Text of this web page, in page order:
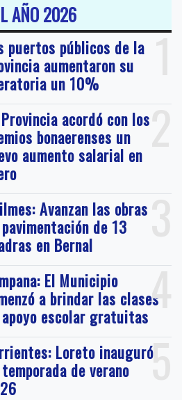
AÑO 2026
1
puertos públicos de la
aumentaron su
un 10%
2
acordó con los
bonaerenses un
aumento salarial en
3
Avanzan las obras
de 13
en Bernal
4
El Municipio
a brindar las clases
escolar gratuitas
5
Loreto inauguró
de verano